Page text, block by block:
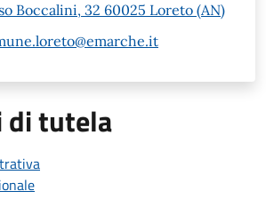
Boccalini, 32 60025 Loreto (AN)
di tutela